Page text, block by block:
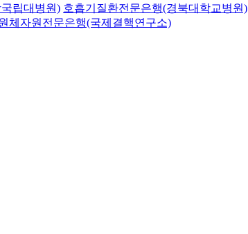
립대병원) 호흡기질환전문은행(경북대학교병원)
체자원전문은행(국제결핵연구소)